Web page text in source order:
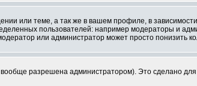
или теме, а так же в вашем профиле, в
пользователей: например модераторы и
или администратор может просто понизить
разрешена администратором). Это сделано для